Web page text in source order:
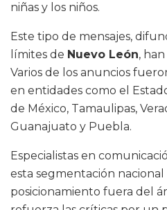
niñas y los niños.
Este tipo de mensajes,
límites de Nuevo León,
Varios de los anuncios
en entidades como el
de México, Tamaulipas,
Guanajuato y Puebla.
Especialistas en
esta segmentación
posicionamiento fuera del